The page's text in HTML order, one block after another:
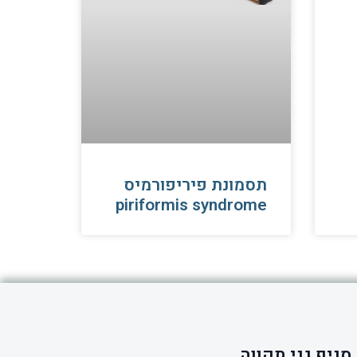
תסמונת פיריפורמיס
piriformis syndrome